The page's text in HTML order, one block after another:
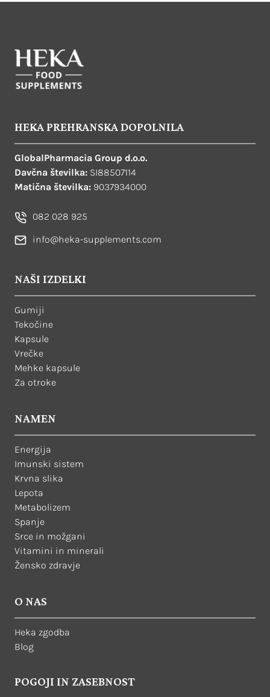
HEKA PREHRANSKA DOPOLNILA
GlobalPharmacia Group d.o.o.
Davčna številka: SI88507114
Matična številka: 9037934000
082 028 925
info@heka-supplements.com
NAŠI IZDELKI
Gumiji
Tekočine
Kapsule
Vrečke
Mehke kapsule
Za otroke
NAMEN
Energija
Imunski sistem
Krvna slika
Lepota
Metabolizem
Spanje
Srce in možgani
Vitamini in minerali
Žensko zdravje
O NAS
Heka zgodba
Blog
POGOJI IN ZASEBNOST